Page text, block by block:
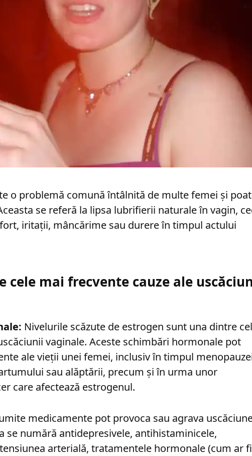
o problemă comună întâlnită de multe femei și
se referă la lipsa lubrifierii naturale în vagin,
iritații, mâncărime sau durere în timpul actului
cele mai frecvente cauze ale
Nivelurile scăzute de estrogen sunt una dintre
vaginale. Aceste schimbări hormonale pot
ale vieții unei femei, inclusiv în timpul
sau alăptării, precum și în urma unor
care afectează estrogenul.
medicamente pot provoca sau agrava
se numără antidepresivele, antihistaminicele,
arterială, tratamentele hormonale (cum ar fi